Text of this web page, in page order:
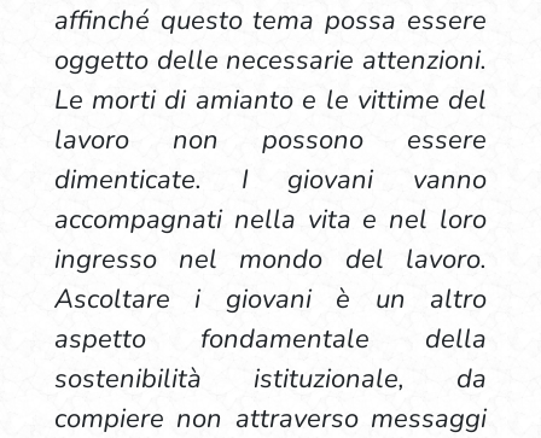
affinché questo tema possa essere
oggetto delle necessarie attenzioni.
Le morti di amianto e le vittime del
lavoro non possono essere
dimenticate. I giovani vanno
accompagnati nella vita e nel loro
ingresso nel mondo del lavoro.
Ascoltare i giovani è un altro
aspetto fondamentale della
sostenibilità istituzionale, da
compiere non attraverso messaggi